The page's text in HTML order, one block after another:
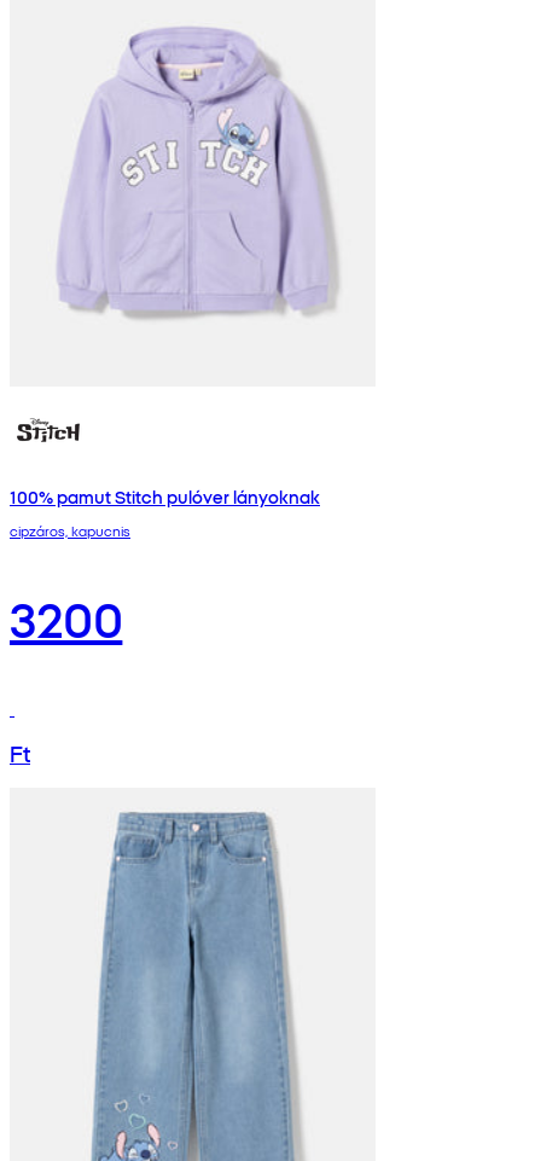
100% pamut Stitch pulóver lányoknak
cipzáros, kapucnis
3200
Ft